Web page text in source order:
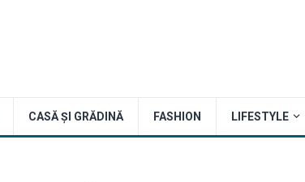
CASĂ ȘI GRĂDINĂ FASHION LIFESTYLE